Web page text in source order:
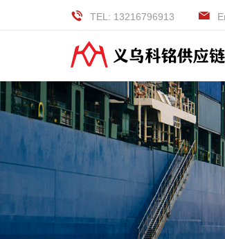
TEL: 13216796913